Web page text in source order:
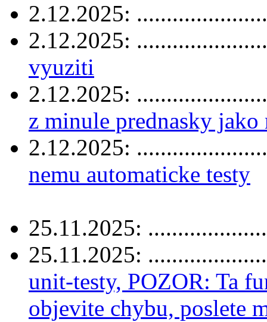
2.12.2025:
2.12.2025:
vyuziti
2.12.2025:
z minule prednasky jako
2.12.2025:
nemu automaticke testy
25.11.2025:
25.11.2025:
unit-testy, POZOR: Ta
objevite chybu, poslete